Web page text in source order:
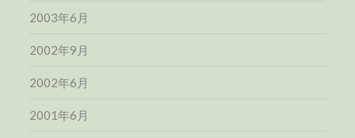
2003年6月
2002年9月
2002年6月
2001年6月